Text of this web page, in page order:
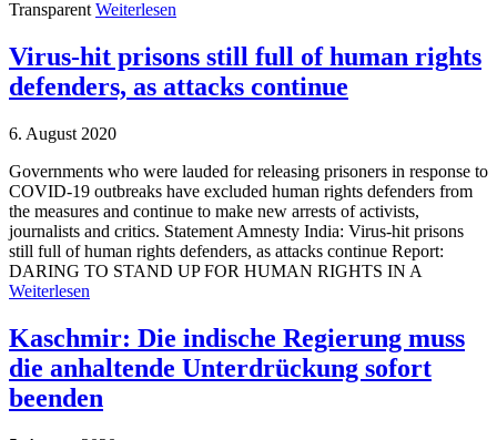
Transparent Weiterlesen
Virus-hit prisons still full of human rights
defenders, as attacks continue
6. August 2020
Governments who were lauded for releasing prisoners in response to
COVID-19 outbreaks have excluded human rights defenders from
the measures and continue to make new arrests of activists,
journalists and critics. Statement Amnesty India: Virus-hit prisons
still full of human rights defenders, as attacks continue Report:
DARING TO STAND UP FOR HUMAN RIGHTS IN A
Weiterlesen
Kaschmir: Die indische Regierung muss
die anhaltende Unterdrückung sofort
beenden